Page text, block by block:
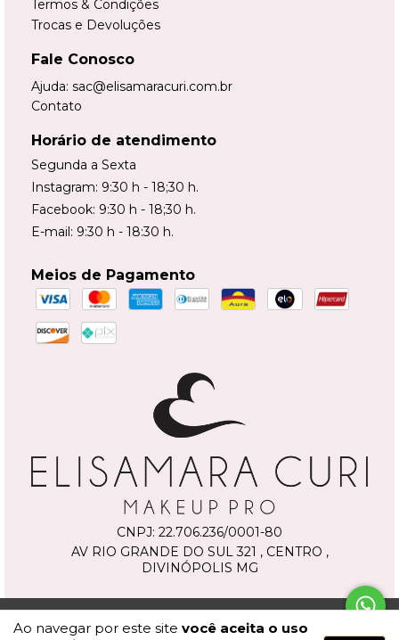
Ao navegar por este site você aceita o uso
Termos & Condições
Trocas e Devoluções
Fale Conosco
Ajuda: sac@elisamaracuri.com.br
Contato
Horário de atendimento
Segunda a Sexta
Instagram: 9:30 h - 18;30 h.
Facebook: 9:30 h - 18;30 h.
E-mail: 9:30 h - 18:30 h.
Meios de Pagamento
CNPJ: 22.706.236/0001-80
AV RIO GRANDE DO SUL 321 , CENTRO ,
DIVINÓPOLIS MG
© 2026 | Todos os direitos reservados. Elisamara Curi Makeup